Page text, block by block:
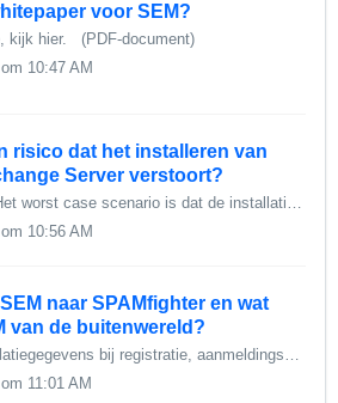
voor SEM?
kijk hier. (PDF-document)
10:47 AM
risico dat het installeren van
Server verstoort?
Nee, zeker niet! Het worst case scenario is dat de installatie mislukt (niet waarschijnlijk!) En SEM spam doorlaat naar de gebruikers. Met andere woorde...
10:56 AM
naar SPAMfighter en wat
van de buitenwereld?
SEM stuurt installatiegegevens bij registratie, aanmeldingsgegevens tijdens het uitvoeren en e-mail gecompileerde hash-waarden bij het testen van e-mails. S...
11:01 AM